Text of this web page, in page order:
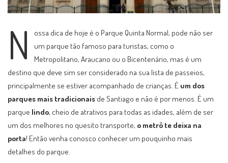
N
ossa dica de hoje é o Parque Quinta Normal, pode não ser
um parque tão famoso para turistas, como o
Metropolitano, Araucano ou o Bicentenário, mas é um
destino que deve sim ser considerado na sua lista de passeios,
principalmente se estiver acompanhado de crianças. É um dos
parques mais tradicionais de Santiago e não é por menos. É um
parque lindo, cheio de atrativos para todas as idades, além de ser
um dos melhores no quesito transporte, o metrô te deixa na
porta! Então venha conosco conhecer um pouquinho mais
detalhes do parque.